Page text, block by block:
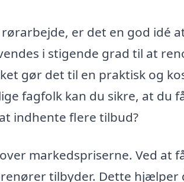
er det en god idé
i stigende grad til at
gør det til en praktisk og
fagfolk kan du sikre, at du
indhente flere tilbud?
markedspriserne. Ved at
tilbyder. Dette hjælper